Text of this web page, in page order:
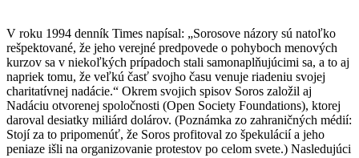
V roku 1994 denník Times napísal: „Sorosove názory sú natoľko
rešpektované, že jeho verejné predpovede o pohyboch menových
kurzov sa v niekoľkých prípadoch stali samonaplňujúcimi sa, a to aj
napriek tomu, že veľkú časť svojho času venuje riadeniu svojej
charitatívnej nadácie.“ Okrem svojich spisov Soros založil aj
Nadáciu otvorenej spoločnosti (Open Society Foundations), ktorej
daroval desiatky miliárd dolárov. (Poznámka zo zahraničných médií:
Stojí za to pripomenúť, že Soros profitoval zo špekulácií a jeho
peniaze išli na organizovanie protestov po celom svete.) Nasledujúci